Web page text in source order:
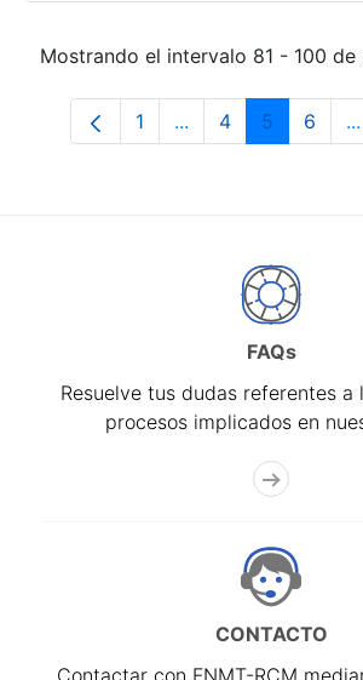
Mostrando el intervalo 81 - 100 de
Página
1 ...Páginas
Página
4 Página
5 Página
6 ...
FAQs
Resuelve tus dudas referentes a
procesos implicados en
CONTACTO
Contactar con FNMT-RCM